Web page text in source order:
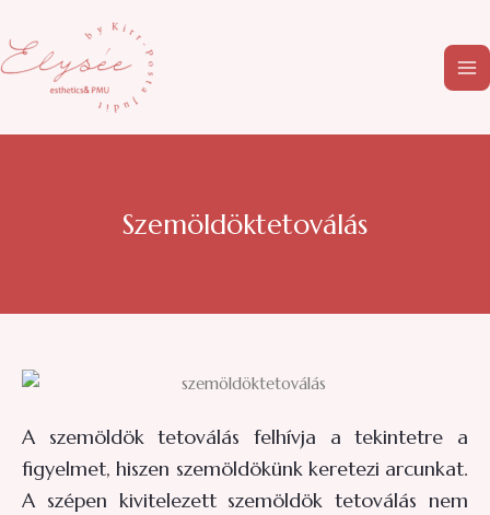
to
content
Szemöldöktetoválás
A szemöldök tetoválás felhívja a tekintetre a
figyelmet, hiszen szemöldökünk keretezi arcunkat.
A szépen kivitelezett szemöldök tetoválás nem